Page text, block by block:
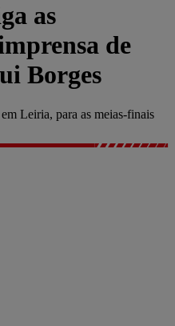
as
de
Borges
Leiria, para as meias-finais